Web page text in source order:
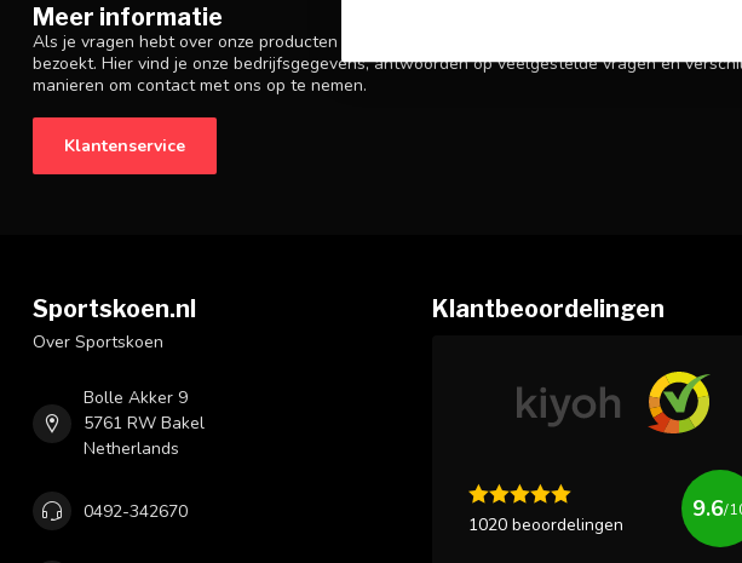
Meer informatie
Als je vragen hebt over onze producten of je aankoop, zorg er dan voor dat je onze
bezoekt. Hier vind je onze bedrijfsgegevens, antwoorden op veelgestelde vragen en
manieren om contact met ons op te nemen.
Klantenservice
Sportskoen.nl
Over Sportskoen
Bolle Akker 9
5761 RW Bakel
Netherlands
0492-342670
Klantbeoordelingen
1020 beoordelingen
9.6/